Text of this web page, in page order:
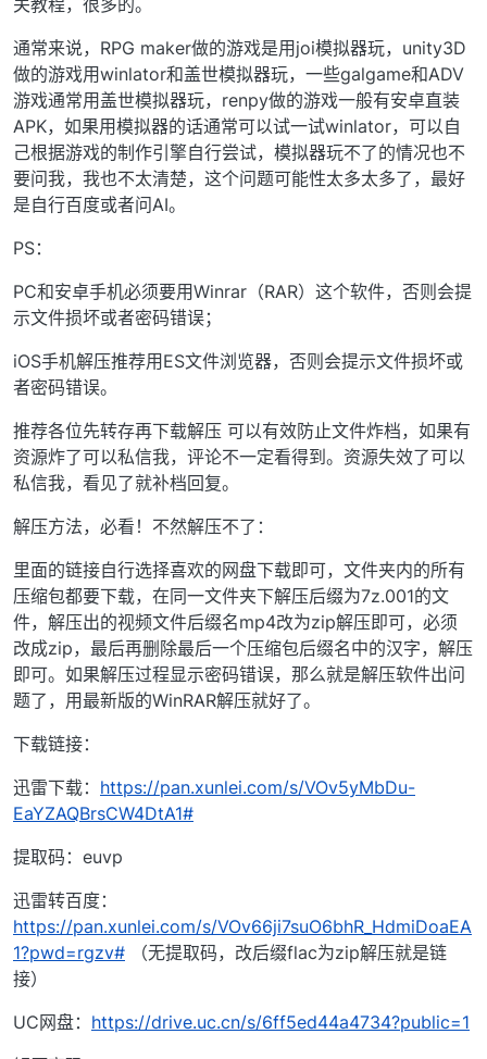
通常来说，RPG maker做的游戏是用joi模拟器玩，unity3D
做的游戏用winlator和盖世模拟器玩，一些galgame和ADV
游戏通常用盖世模拟器玩，renpy做的游戏一般有安卓直装
APK，如果用模拟器的话通常可以试一试winlator，可以自
己根据游戏的制作引擎自行尝试，模拟器玩不了的情况也不
要问我，我也不太清楚，这个问题可能性太多太多了，最好
是自行百度或者问AI。
PS：
PC和安卓手机必须要用Winrar（RAR）这个软件，否则会提
示文件损坏或者密码错误；
iOS手机解压推荐用ES文件浏览器，否则会提示文件损坏或
者密码错误。
推荐各位先转存再下载解压 可以有效防止文件炸档，如果有
资源炸了可以私信我，评论不一定看得到。资源失效了可以
私信我，看见了就补档回复。
解压方法，必看！不然解压不了：
里面的链接自行选择喜欢的网盘下载即可，文件夹内的所有
压缩包都要下载，在同一文件夹下解压后缀为7z.001的文
件，解压出的视频文件后缀名mp4改为zip解压即可，必须
改成zip，最后再删除最后一个压缩包后缀名中的汉字，解压
即可。如果解压过程显示密码错误，那么就是解压软件出问
题了，用最新版的WinRAR解压就好了。
下载链接：
迅雷下载： https://pan.xunlei.com/s/VOv5yMbDu-
EaYZAQBrsCW4DtA1#
提取码：euvp
迅雷转百度：
https://pan.xunlei.com/s/VOv66ji7suO6bhR_HdmiDoaEA
1?pwd=rgzv# （无提取码，改后缀flac为zip解压就是链
接）
UC网盘： https://drive.uc.cn/s/6ff5ed44a4734?public=1